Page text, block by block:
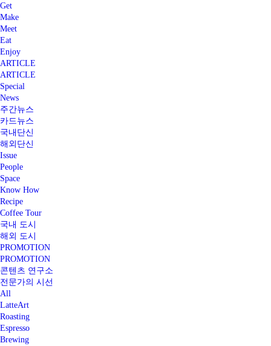
Get
Make
Meet
Eat
Enjoy
ARTICLE
ARTICLE
Special
News
주간뉴스
카드뉴스
국내단신
해외단신
Issue
People
Space
Know How
Recipe
Coffee Tour
국내 도시
해외 도시
PROMOTION
PROMOTION
콘텐츠 연구소
전문가의 시선
All
LatteArt
Roasting
Espresso
Brewing